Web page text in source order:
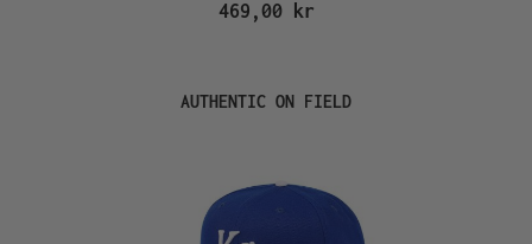
469,00 kr
Hoppa över produktgalleriAUTHENTIC ON FIELD